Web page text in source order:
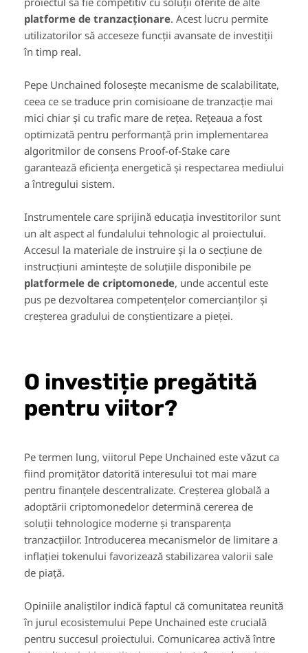
platforme de tranzacționare. Acest lucru permite
utilizatorilor să acceseze funcții avansate de investiții
în timp real.
Pepe Unchained folosește mecanisme de scalabilitate,
ceea ce se traduce prin comisioane de tranzacție mai
mici chiar și cu trafic mare de rețea. Rețeaua a fost
optimizată pentru performanță prin implementarea
algoritmilor de consens Proof-of-Stake care
garantează eficiența energetică și respectarea mediului
a întregului sistem.
Instrumentele care sprijină educația investitorilor sunt
un alt aspect al fundalului tehnologic al proiectului.
Accesul la materiale de instruire și la o secțiune de
instrucțiuni amintește de soluțiile disponibile pe
platformele de criptomonede, unde accentul este
pus pe dezvoltarea competențelor comercianților și
creșterea gradului de conștientizare a pieței.
O investiție pregătită
pentru viitor?
Pe termen lung, viitorul Pepe Unchained este văzut ca
fiind promițător datorită interesului tot mai mare
pentru finanțele descentralizate. Creșterea globală a
adoptării criptomonedelor determină cererea de
soluții tehnologice moderne și transparența
tranzacțiilor. Introducerea mecanismelor de limitare a
inflației tokenului favorizează stabilizarea valorii sale
de piață.
Opiniile analiștilor indică faptul că comunitatea reunită
în jurul ecosistemului Pepe Unchained este crucială
pentru succesul proiectului. Comunicarea activă între